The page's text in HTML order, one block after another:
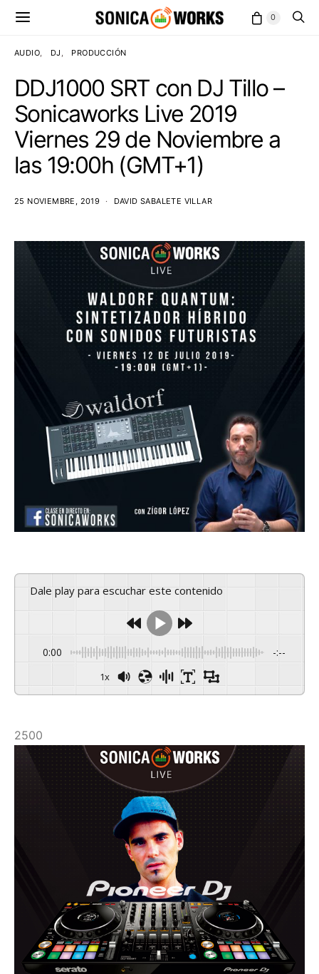
0
AUDIO DJ PRODUCCIÓN
DDJ1000 SRT con DJ Tillo –
Sonicaworks Live 2019
Viernes 29 de Noviembre a
las 19:00h (GMT+1)
25 NOVIEMBRE, 2019 DAVID SABALETE VILLAR
Dale play para escuchar este contenido
0:00 -:--
1x
2500